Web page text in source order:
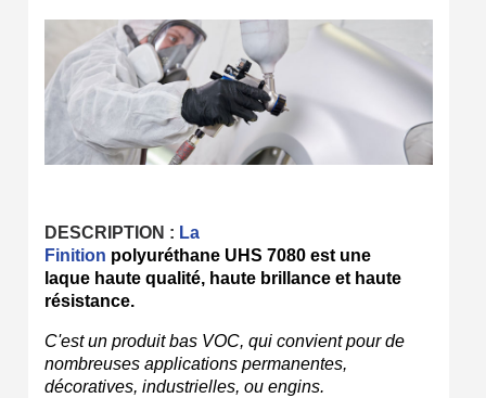
DESCRIPTION : La
Finition polyuréthane UHS 7080 est une
laque haute qualité, haute brillance et haute
résistance.
C'est un produit bas VOC, qui convient pour de
nombreuses applications permanentes,
décoratives, industrielles, ou engins.